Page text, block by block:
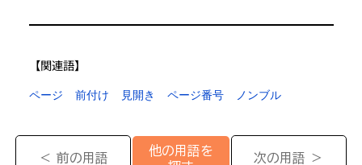
【​関連語】
ページ 前付け 見開き ページ番号 ノンブル
＜ 前の用語
他の用語を
次の用語 ＞